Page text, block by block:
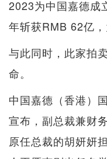
2023为中国嘉德成
年斩获RMB 62亿，
与此同时，此家拍
命。
中国嘉德（香港）
宣布，副总裁兼财
原任总裁的胡妍妍